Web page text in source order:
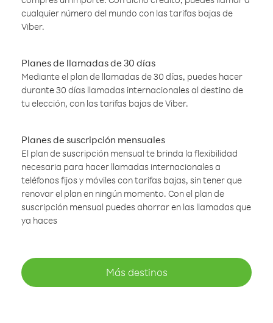
cualquier número del mundo con las tarifas bajas de
Viber.
Planes de llamadas de 30 días
Mediante el plan de llamadas de 30 días, puedes hacer
durante 30 días llamadas internacionales al destino de
tu elección, con las tarifas bajas de Viber.
Planes de suscripción mensuales
El plan de suscripción mensual te brinda la flexibilidad
necesaria para hacer llamadas internacionales a
teléfonos fijos y móviles con tarifas bajas, sin tener que
renovar el plan en ningún momento. Con el plan de
suscripción mensual puedes ahorrar en las llamadas que
ya haces
Más destinos